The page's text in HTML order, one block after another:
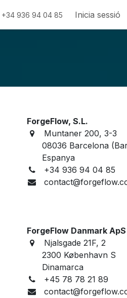
+34 936 94 04 85 Inicia sessió
ForgeFlow, S.L.
Muntaner 200, 3-3
08036 Barcelona
Espanya
+34 936 94 04 85
ForgeFlow Danmark ApS
Njalsgade 21F, 2
2300 København S
Dinamarca
+45 78 78 21 89